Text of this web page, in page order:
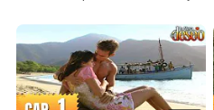
Claridad Santibañez / Mimi
Santibañez / Marcelo Buquet -
/Gabriel Valenzuela - Esteban